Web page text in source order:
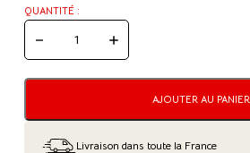
QUANTITÉ :
QUANTITÉ
DE
AU
500G
AJOUTER AU PANIER
Livraison dans toute la France